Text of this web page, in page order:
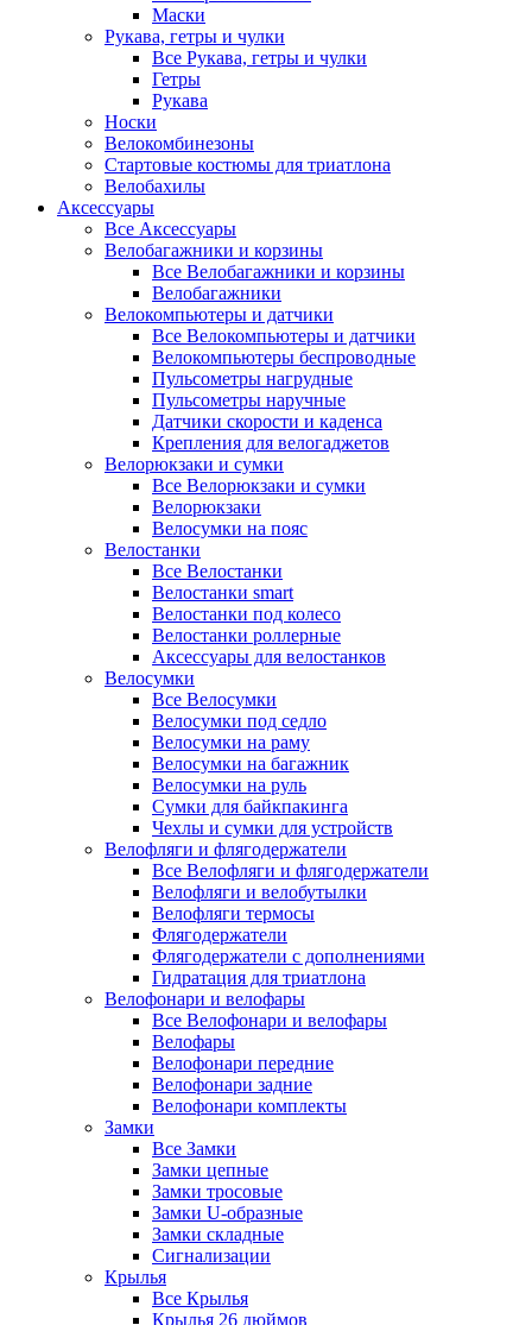
Маски
Рукава, гетры и чулки
Все Рукава, гетры и чулки
Гетры
Рукава
Носки
Велокомбинезоны
Стартовые костюмы для триатлона
Велобахилы
Аксессуары
Все Аксессуары
Велобагажники и корзины
Все Велобагажники и корзины
Велобагажники
Велокомпьютеры и датчики
Все Велокомпьютеры и датчики
Велокомпьютеры беспроводные
Пульсометры нагрудные
Пульсометры наручные
Датчики скорости и каденса
Крепления для велогаджетов
Велорюкзаки и сумки
Все Велорюкзаки и сумки
Велорюкзаки
Велосумки на пояс
Велостанки
Все Велостанки
Велостанки smart
Велостанки под колесо
Велостанки роллерные
Аксессуары для велостанков
Велосумки
Все Велосумки
Велосумки под седло
Велосумки на раму
Велосумки на багажник
Велосумки на руль
Сумки для байкпакинга
Чехлы и сумки для устройств
Велофляги и флягодержатели
Все Велофляги и флягодержатели
Велофляги и велобутылки
Велофляги термосы
Флягодержатели
Флягодержатели с дополнениями
Гидратация для триатлона
Велофонари и велофары
Все Велофонари и велофары
Велофары
Велофонари передние
Велофонари задние
Велофонари комплекты
Замки
Все Замки
Замки цепные
Замки тросовые
Замки U-образные
Замки складные
Сигнализации
Крылья
Все Крылья
Крылья 26 дюймов